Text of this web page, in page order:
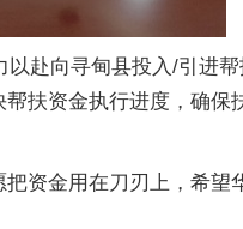
赴向寻甸县投入/引进
扶资金执行进度，确保
资金用在刀刃上，希望